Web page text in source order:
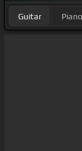
[Ab]eso voy a
Guitar Piano